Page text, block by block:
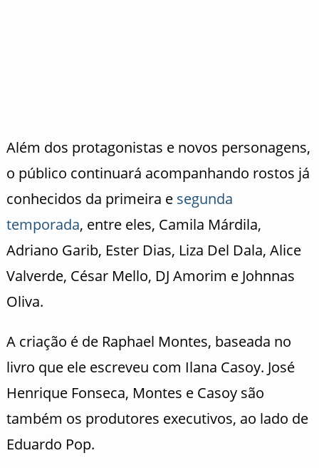
Além dos protagonistas e novos personagens,
o público continuará acompanhando rostos já
conhecidos da primeira e segunda
temporada, entre eles, Camila Márdila,
Adriano Garib, Ester Dias, Liza Del Dala, Alice
Valverde, César Mello, DJ Amorim e Johnnas
Oliva.
A criação é de Raphael Montes, baseada no
livro que ele escreveu com Ilana Casoy. José
Henrique Fonseca, Montes e Casoy são
também os produtores executivos, ao lado de
Eduardo Pop.